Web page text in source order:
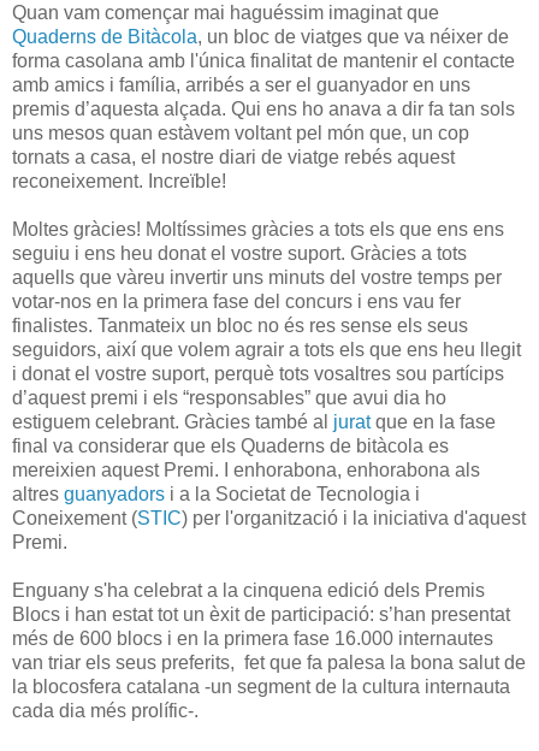
Quan vam començar mai haguéssim imaginat que
Quaderns de Bitàcola, un bloc de viatges que va néixer de
forma casolana amb l'única finalitat de mantenir el contacte
amb amics i família, arribés a ser el guanyador en uns
premis d’aquesta alçada. Qui ens ho anava a dir fa tan sols
uns mesos quan estàvem voltant pel món que, un cop
tornats a casa, el nostre diari de viatge rebés aquest
reconeixement. Increïble!
Moltes gràcies! Moltíssimes gràcies a tots els que ens ens
seguiu i ens heu donat el vostre suport. Gràcies a tots
aquells que vàreu invertir uns minuts del vostre temps per
votar-nos en la primera fase del concurs i ens vau fer
finalistes. Tanmateix un bloc no és res sense els seus
seguidors, així que volem agrair a tots els que ens heu llegit
i donat el vostre suport, perquè tots vosaltres sou partícips
d’aquest premi i els “responsables” que avui dia ho
estiguem celebrant. Gràcies també al juratque en la fase
final va considerar que els Quaderns de bitàcola es
mereixien aquest Premi. I enhorabona, enhorabona als
altres guanyadors i a la Societat de Tecnologia i
Coneixement (STIC) per l'organització i la iniciativa d'aquest
Premi.
Enguany s'ha celebrat a la cinquena edició dels Premis
Blocs i han estat tot un èxit de participació: s’han presentat
més de 600 blocs i en la primera fase 16.000 internautes
van triar els seus preferits, fet que fa palesa la bona salut de
la blocosfera catalana -un segment de la cultura internauta
cada dia més prolífic-.